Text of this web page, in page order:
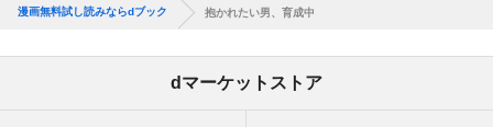
漫画無料試し読みならdブック 抱かれたい男、育成中
dマーケットストア